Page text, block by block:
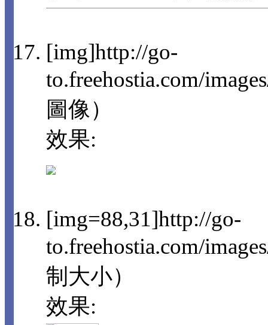
[img]http://go-
to.freehostia.com/
圖像）
效果:
[img=88,31]http://go-
to.freehostia.com/
制大小）
效果: